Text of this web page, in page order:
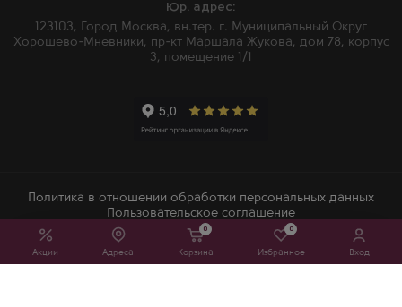
Акции Адреса
0
Корзина
0
Избранное Вход
Юр. адрес:
123103, Город Москва, вн.тер. г. Муниципальный Округ
Хорошево-Мневники, пр-кт Маршала Жукова, дом 78, корпус
3, помещение 1/1
2026 © Winemore – Магазин алкогольных напитков в Москве
Политика в отношении обработки персональных данных
Пользовательское соглашение